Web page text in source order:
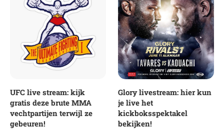
UFC live stream: kijk
gratis deze brute MMA
vechtpartijen terwijl ze
gebeuren!
Glory livestream: hier kun
je live het
kickboksspektakel
bekijken!